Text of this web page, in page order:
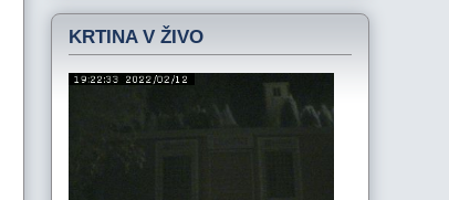
KRTINA V ŽIVO